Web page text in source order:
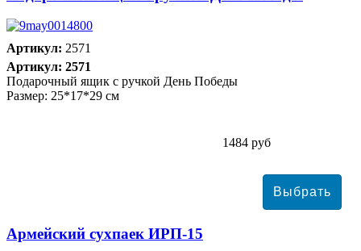
Артикул: 2571
Артикул: 2571
Подарочный ящик с ручкой День Победы
Размер: 25*17*29 см
1484 руб
Армейский сухпаек ИРП-15